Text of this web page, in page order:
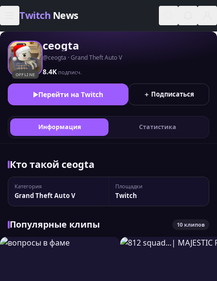
Skip to content
Twitch News
OFFLINE
ceogta
@ceogta · Grand Theft Auto V
8.4K подписч.
Перейти на Twitch ＋ Подписаться
Информация Статистика
Кто такой ceogta
Категория
Grand Theft Auto V
Площадки
Twitch
Популярные клипы 10 клипов